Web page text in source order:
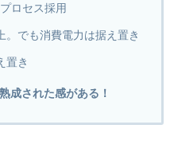
ロセス採用
。でも消費電力は据え置き
置き
成された感がある！